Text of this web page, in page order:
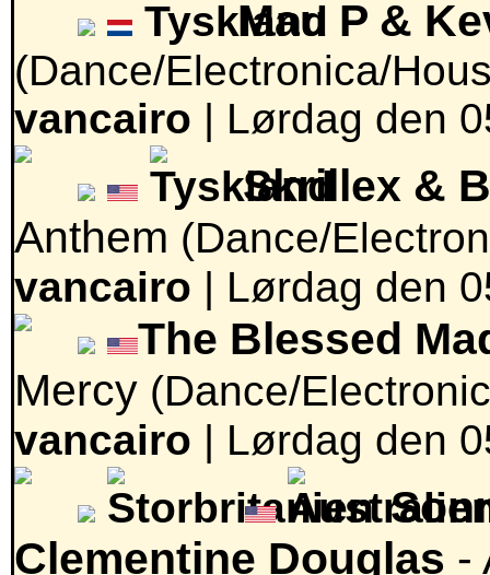
Mau P &
(Dance/Electronica/
vancairo | Lørdag den
Skrillex &
Anthem (Dance/
vancairo | Lørdag den
The Blessed
Mercy (Dance/
vancairo | Lørdag den
Clementine Douglas -